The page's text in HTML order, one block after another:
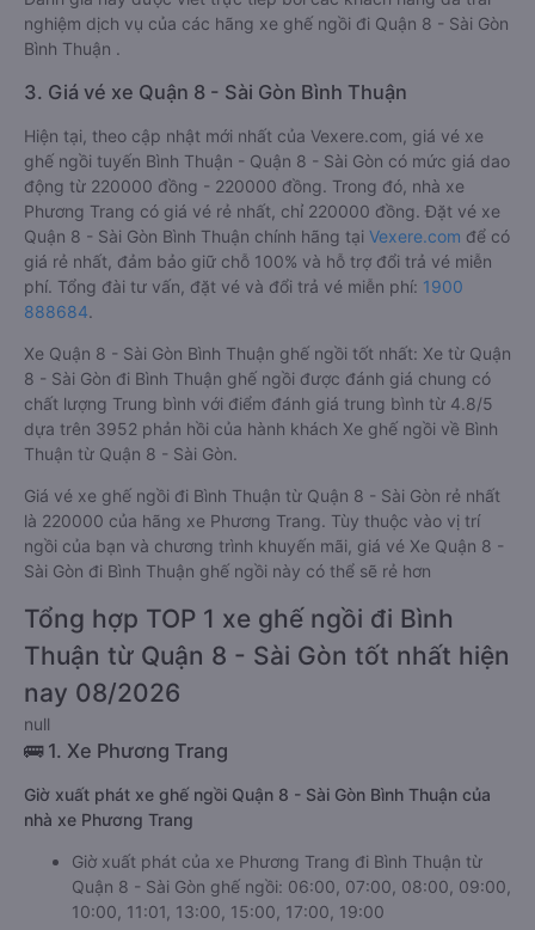
nghiệm dịch vụ của các hãng xe ghế ngồi đi Quận 8 - Sài Gòn
Bình Thuận .
3. Giá vé xe Quận 8 - Sài Gòn Bình Thuận
Hiện tại, theo cập nhật mới nhất của Vexere.com, giá vé xe
ghế ngồi tuyến Bình Thuận - Quận 8 - Sài Gòn có mức giá dao
động từ 220000 đồng - 220000 đồng. Trong đó, nhà xe
Phương Trang có giá vé rẻ nhất, chỉ 220000 đồng. Đặt vé xe
Quận 8 - Sài Gòn Bình Thuận chính hãng tại Vexere.com để có
giá rẻ nhất, đảm bảo giữ chỗ 100% và hỗ trợ đổi trả vé miễn
phí. Tổng đài tư vấn, đặt vé và đổi trả vé miễn phí: 1900
888684.
Xe Quận 8 - Sài Gòn Bình Thuận ghế ngồi tốt nhất: Xe từ Quận
8 - Sài Gòn đi Bình Thuận ghế ngồi được đánh giá chung có
chất lượng Trung bình với điểm đánh giá trung bình từ 4.8/5
dựa trên 3952 phản hồi của hành khách Xe ghế ngồi về Bình
Thuận từ Quận 8 - Sài Gòn.
Giá vé xe ghế ngồi đi Bình Thuận từ Quận 8 - Sài Gòn rẻ nhất
là 220000 của hãng xe Phương Trang. Tùy thuộc vào vị trí
ngồi của bạn và chương trình khuyến mãi, giá vé Xe Quận 8 -
Sài Gòn đi Bình Thuận ghế ngồi này có thể sẽ rẻ hơn
Tổng hợp TOP 1 xe ghế ngồi đi Bình
Thuận từ Quận 8 - Sài Gòn tốt nhất hiện
nay 08/2026
null
🚌 1. Xe Phương Trang
Giờ xuất phát xe ghế ngồi Quận 8 - Sài Gòn Bình Thuận của
nhà xe Phương Trang
Giờ xuất phát của xe Phương Trang đi Bình Thuận từ
Quận 8 - Sài Gòn ghế ngồi: 06:00, 07:00, 08:00, 09:00,
10:00, 11:01, 13:00, 15:00, 17:00, 19:00